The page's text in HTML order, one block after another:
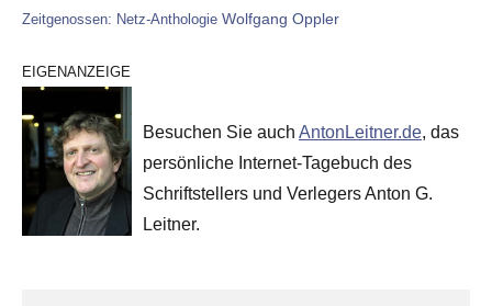
Zeitgenossen: Netz-Anthologie Wolfgang Oppler
EIGENANZEIGE
Besuchen Sie auch AntonLeitner.de, das
persönliche Internet-Tagebuch des
Schriftstellers und Verlegers Anton G.
Leitner.